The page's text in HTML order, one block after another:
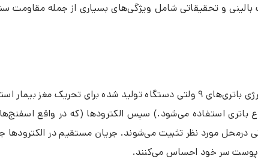
بالینی و تحقیقاتی شامل ویژگی‌های بسیاری از جمله
باتری استفاده می‌شود.) سپس الکترودها (که در واقع
مورد نظر تثبیت می‌شوند. جریان مستقیم در الکترودها
پوست سر خود احساس می‌کنند.